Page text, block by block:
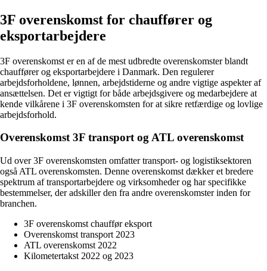
3F overenskomst for chauffører og
eksportarbejdere
3F overenskomst er en af de mest udbredte overenskomster blandt
chauffører og eksportarbejdere i Danmark. Den regulerer
arbejdsforholdene, lønnen, arbejdstiderne og andre vigtige aspekter af
ansættelsen. Det er vigtigt for både arbejdsgivere og medarbejdere at
kende vilkårene i 3F overenskomsten for at sikre retfærdige og lovlige
arbejdsforhold.
Overenskomst 3F transport og ATL overenskomst
Ud over 3F overenskomsten omfatter transport- og logistiksektoren
også ATL overenskomsten. Denne overenskomst dækker et bredere
spektrum af transportarbejdere og virksomheder og har specifikke
bestemmelser, der adskiller den fra andre overenskomster inden for
branchen.
3F overenskomst chauffør eksport
Overenskomst transport 2023
ATL overenskomst 2022
Kilometertakst 2022 og 2023